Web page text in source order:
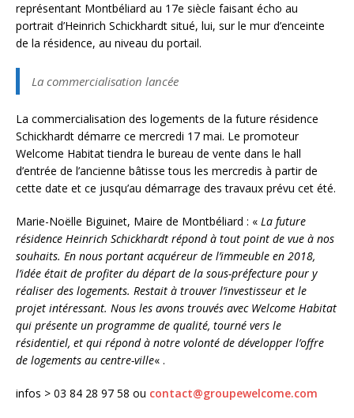
représentant Montbéliard au 17e siècle faisant écho au
portrait d’Heinrich Schickhardt situé, lui, sur le mur d’enceinte
de la résidence, au niveau du portail.
La commercialisation lancée
La commercialisation des logements de la future résidence
Schickhardt démarre ce mercredi 17 mai. Le promoteur
Welcome Habitat tiendra le bureau de vente dans le hall
d’entrée de l’ancienne bâtisse tous les mercredis à partir de
cette date et ce jusqu’au démarrage des travaux prévu cet été.
Marie-Noëlle Biguinet, Maire de Montbéliard : « La future
résidence Heinrich Schickhardt répond à tout point de vue à nos
souhaits. En nous portant acquéreur de l’immeuble en 2018,
l’idée était de profiter du départ de la sous-préfecture pour y
réaliser des logements. Restait à trouver l’investisseur et le
projet intéressant. Nous les avons trouvés avec Welcome Habitat
qui présente un programme de qualité, tourné vers le
résidentiel, et qui répond à notre volonté de développer l’offre
de logements au centre-ville« .
infos > 03 84 28 97 58 ou contact@groupewelcome.com